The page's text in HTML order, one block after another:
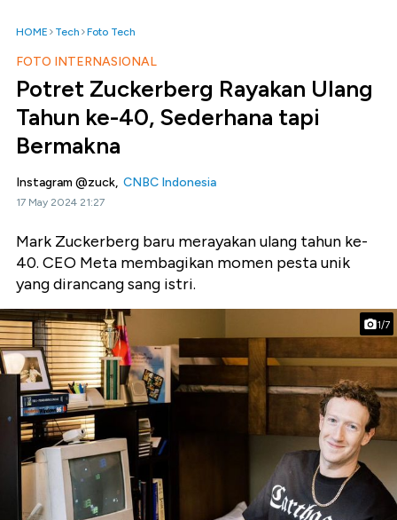
HOME Tech Foto Tech
FOTO INTERNASIONAL
Potret Zuckerberg Rayakan Ulang
Tahun ke-40, Sederhana tapi
Bermakna
Instagram @zuck, CNBC Indonesia
17 May 2024 21:27
Mark Zuckerberg baru merayakan ulang tahun ke-
40. CEO Meta membagikan momen pesta unik
yang dirancang sang istri.
1/7